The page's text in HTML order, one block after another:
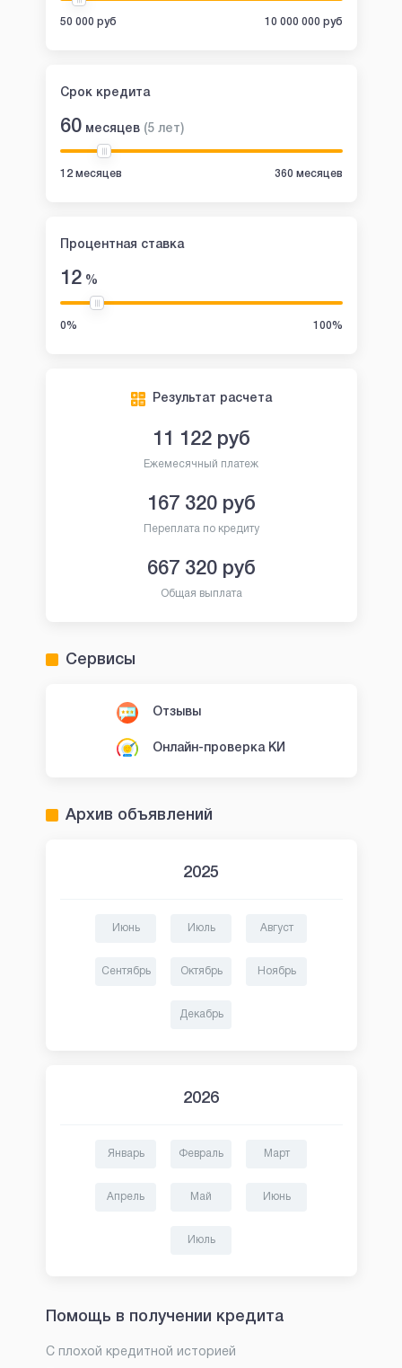
50 000 руб 10 000 000 руб
Срок кредита
60 месяцев (5 лет)
12 месяцев 360 месяцев
Процентная ставка
12%
0% 100%
Результат расчета
11 122руб
Ежемесячный платеж
167 320руб
Переплата по кредиту
667 320руб
Общая выплата
Сервисы
Отзывы
Онлайн-проверка КИ
Архив объявлений
2025
Июнь Июль Август
Сентябрь Октябрь Ноябрь
Декабрь
2026
Январь Февраль Март
Апрель Май Июнь
Июль
Помощь в получении кредита
С плохой кредитной историей